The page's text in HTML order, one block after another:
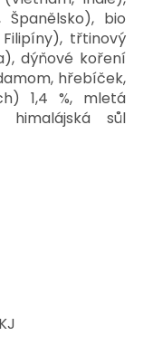
Španělsko), bio
Filipíny), třtinový
dýňové koření
hřebíček,
1,4 %, mletá
himalájská sůl